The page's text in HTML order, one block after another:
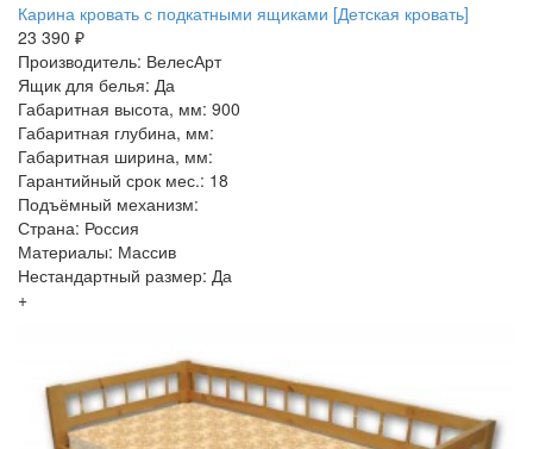
Карина кровать с подкатными ящиками [Детская кровать]
23 390 ₽
Производитель: ВелесАрт
Ящик для белья: Да
Габаритная высота, мм: 900
Габаритная глубина, мм:
Габаритная ширина, мм:
Гарантийный срок мес.: 18
Подъёмный механизм:
Страна: Россия
Материалы: Массив
Нестандартный размер: Да
+